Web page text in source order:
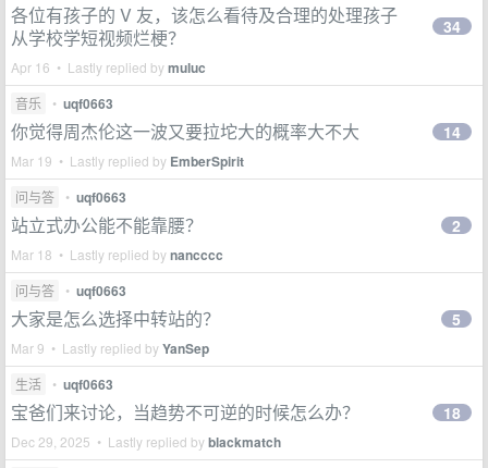
各位有孩子的 V 友，该怎么看待及合理的处理孩子
从学校学短视频烂梗？
Apr 16 • Lastly replied bymuluc
34
音乐 • uqf0663
你觉得周杰伦这一波又要拉坨大的概率大不大
Mar 19 • Lastly replied by EmberSpirit
14
问与答 • uqf0663
站立式办公能不能靠腰？
Mar 18 • Lastly replied bynancccc
2
问与答 • uqf0663
大家是怎么选择中转站的？
Mar 9 • Lastly replied byYanSep
5
生活 • uqf0663
宝爸们来讨论，当趋势不可逆的时候怎么办？
Dec 29, 2025 • Lastly replied byblackmatch
18